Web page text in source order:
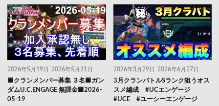
2026年5月19日 2026年5月31日
🟦クランメンバー募集 ３名🟦ガン
ダムU.C.ENGAGE 無課金🟦2026-
05-19
2026年3月29日 2026年6月27日
3月クランバトルSランク狙うオス
スメ編成 #UCエンゲージ
#UCE #ユーシーエンゲージ